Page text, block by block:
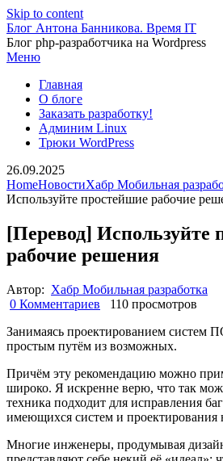
Skip to content
Блог Антона Банникова. Время IT
Блог php-разработчика на Wordpress
Меню
Главная
О блоге
Заказать разработку!
Админим Linux
Трюки WordPress
26.09.2025
HomeНовостиХабр Мобильная
Используйте простейшие рабочие
[Перевод] Используйте
рабочие решения
Автор: Хабр Мобильная разработка
0 Комментариев
110 просмотров
Занимаясь проектированием систем
простым путём из возможных.
Причём эту рекомендацию можно
широко. Я искренне верю, что так
техника подходит для исправления
имеющихся систем и проектирования
Многие инженеры, продумывая